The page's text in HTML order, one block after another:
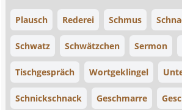
Plausch Rederei Schmus
Schwatz Schwätzchen Sermon
Tischgespräch Wortgeklingel
Schnickschnack Geschmarre